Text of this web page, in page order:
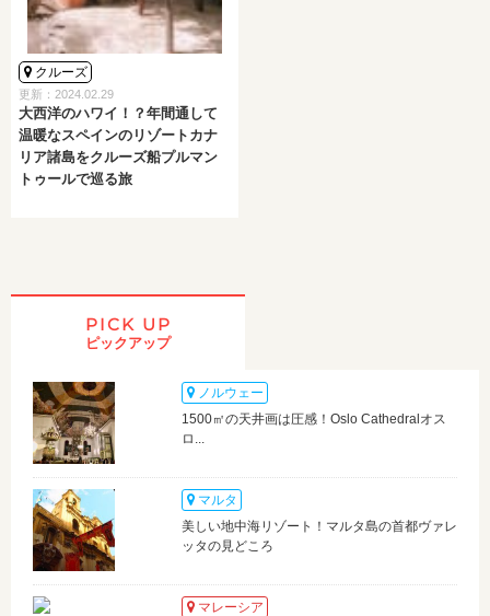
クルーズ
更新：2024.02.29
大西洋のハワイ！？年間通して
温暖なスペインのリゾートカナ
リア諸島をクルーズ船プルマン
トゥールで巡る旅
PICK UP
ピックアップ
ノルウェー
1500㎡の天井画は圧感！Oslo Cathedralオス
ロ...
マルタ
美しい地中海リゾート！マルタ島の首都ヴァレ
ッタの見どころ
マレーシア